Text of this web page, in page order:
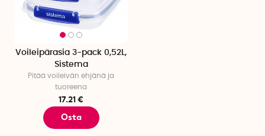
Voileipärasia 3-pack 0,52L,
Sistema
Pitää voileivän ehjänä ja
tuoreena
17.21 €
Osta